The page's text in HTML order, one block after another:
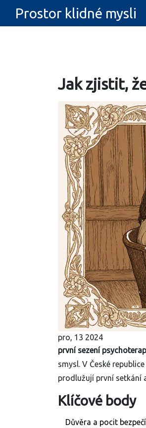
Prostor klidné mysli
Jak zjistit,
pro, 13 2024
první sezení
smysl. V České
prodlužují první setkání
Klíčové body
Důvěra a pocit